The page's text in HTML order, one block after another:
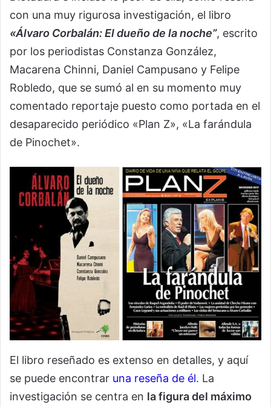
con una muy rigurosa investigación, el libro
«Álvaro Corbalán: El dueño de la noche”, escrito
por los periodistas Constanza González,
Macarena Chinni, Daniel Campusano y Felipe
Robledo, que se sumó al en su momento muy
comentado reportaje puesto como portada en el
desaparecido periódico «Plan Z», «La farándula
de Pinochet».
El libro reseñado es extenso en detalles, y aquí
se puede encontrar una reseña de él. La
investigación se centra en la figura del máximo